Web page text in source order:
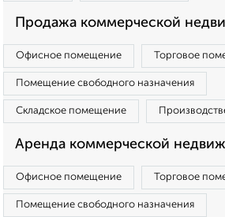
Продажа коммерческой
Офисное помещение Торговое
Помещение свободного назначения
Складское помещение
Аренда коммерческой
Офисное помещение Торговое
Помещение свободного назначения